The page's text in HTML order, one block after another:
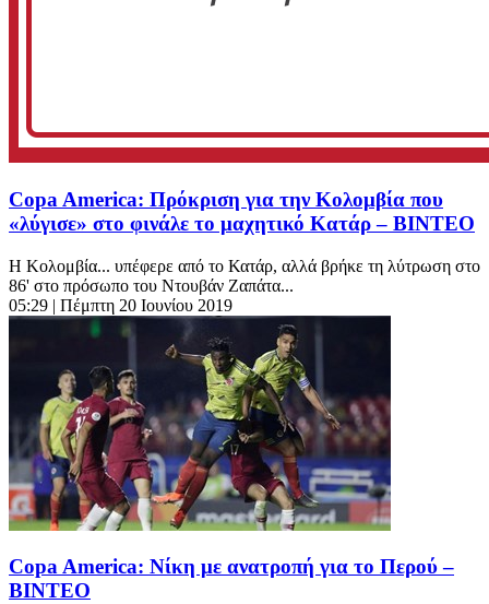
Copa America: Πρόκριση για την Κολομβία που
«λύγισε» στο φινάλε το μαχητικό Κατάρ – BINTEO
Η Κολομβία... υπέφερε από το Κατάρ, αλλά βρήκε τη λύτρωση στο
86' στο πρόσωπο του Ντουβάν Ζαπάτα...
05:29 | Πέμπτη 20 Ιουνίου 2019
Copa America: Νίκη με ανατροπή για το Περού –
ΒΙΝΤΕΟ